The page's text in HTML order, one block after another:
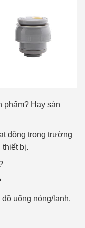
phẩm? Hay sản
động trong trường
bị.
uống nóng/lạnh.